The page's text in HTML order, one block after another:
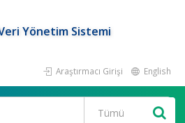
Yönetim Sistemi
Araştırmacı Girişi English